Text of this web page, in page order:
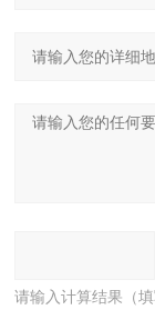
请输入计算结果（